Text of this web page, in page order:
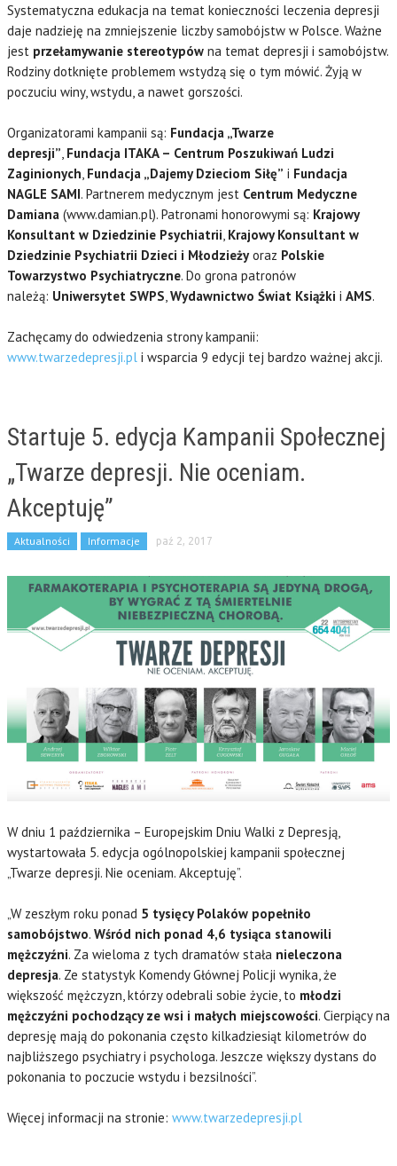
Systematyczna edukacja na temat konieczności leczenia depresji
daje nadzieję na zmniejszenie liczby samobójstw w Polsce. Ważne
jest przełamywanie stereotypów na temat depresji i samobójstw.
Rodziny dotknięte problemem wstydzą się o tym mówić. Żyją w
poczuciu winy, wstydu, a nawet gorszości.
Organizatorami kampanii są: Fundacja „Twarze
depresji”, Fundacja ITAKA – Centrum Poszukiwań Ludzi
Zaginionych, Fundacja „Dajemy Dzieciom Siłę” i Fundacja
NAGLE SAMI. Partnerem medycznym jest Centrum Medyczne
Damiana (www.damian.pl). Patronami honorowymi są: Krajowy
Konsultant w Dziedzinie Psychiatrii, Krajowy Konsultant w
Dziedzinie Psychiatrii Dzieci i Młodzieżyoraz Polskie
Towarzystwo Psychiatryczne. Do grona patronów
należą: Uniwersytet SWPS,Wydawnictwo Świat Książki i AMS.
Zachęcamy do odwiedzenia strony kampanii:
www.twarzedepresji.pl i wsparcia 9 edycji tej bardzo ważnej akcji.
Startuje 5. edycja Kampanii Społecznej
„Twarze depresji. Nie oceniam.
Akceptuję”
Aktualności Informacje paź 2, 2017
W dniu 1 października – Europejskim Dniu Walki z Depresją,
wystartowała 5. edycja ogólnopolskiej kampanii społecznej
„Twarze depresji. Nie oceniam. Akceptuję”.
„W zeszłym roku ponad 5 tysięcy Polaków popełniło
samobójstwo. Wśród nich ponad 4,6 tysiąca stanowili
mężczyźni. Za wieloma z tych dramatów stała nieleczona
depresja. Ze statystyk Komendy Głównej Policji wynika, że
większość mężczyzn, którzy odebrali sobie życie, to młodzi
mężczyźni pochodzący ze wsi i małych miejscowości. Cierpiący na
depresję mają do pokonania często kilkadziesiąt kilometrów do
najbliższego psychiatry i psychologa. Jeszcze większy dystans do
pokonania to poczucie wstydu i bezsilności”.
Więcej informacji na stronie: www.twarzedepresji.pl